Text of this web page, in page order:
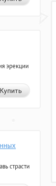
эрекции
Купить
страсти